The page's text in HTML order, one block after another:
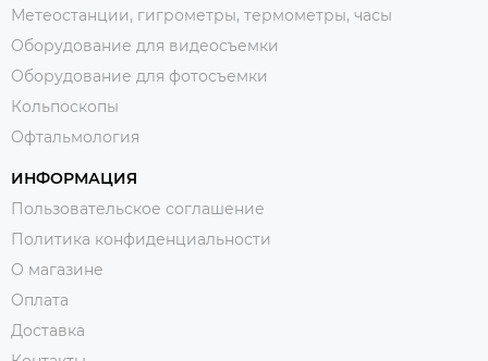
Метеостанции, гигрометры, термометры, часы
Оборудование для видеосъемки
Оборудование для фотосъемки
Кольпоскопы
Офтальмология
ИНФОРМАЦИЯ
Пользовательское соглашение
Политика конфиденциальности
О магазине
Оплата
Доставка